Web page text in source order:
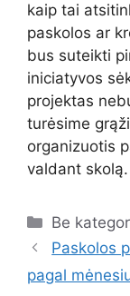
kaip tai
paskolos ar
bus suteikti
iniciatyvos
projektas
turėsime
organizuotis
valdant skolą.
Be
Paskolos
pagal